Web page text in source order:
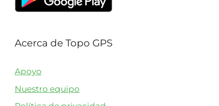
Acerca de Topo GPS
Apoyo
Nuestro equipo